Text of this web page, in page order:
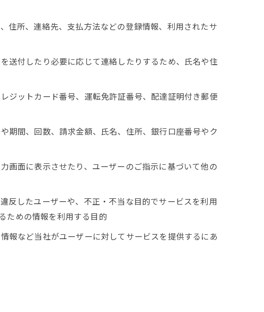
住所、連絡先、支払方法などの登録情報、利用されたサ
送付したり必要に応じて連絡したりするため、氏名や住
ジットカード番号、運転免許証番号、配達証明付き郵便
期間、回数、請求金額、氏名、住所、銀行口座番号やク
画面に表示させたり、ユーザーのご指示に基づいて他の
反したユーザーや、不正・不当な目的でサービスを利用
ための情報を利用する目的
報など当社がユーザーに対してサービスを提供するにあ